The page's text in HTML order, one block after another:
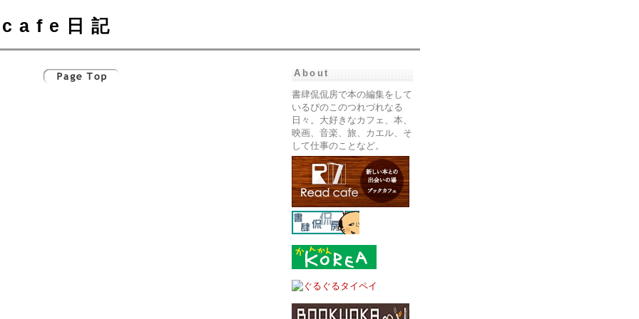
cafe日記
About
書肆侃侃房で本の編集をして
いるぴのこのつれづれなる
日々。大好きなカフェ、本、
映画、音楽、旅、カエル、そ
して仕事のことなど。